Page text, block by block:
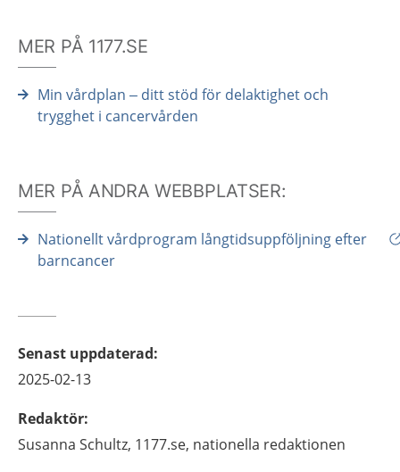
MER PÅ 1177.SE
Min vårdplan – ditt stöd för delaktighet och
trygghet i cancervården
MER PÅ ANDRA WEBBPLATSER:
Nationellt vårdprogram långtidsuppföljning efter
barncancer
Senast uppdaterad:
2025-02-13
Redaktör:
Susanna Schultz, 1177.se, nationella redaktionen